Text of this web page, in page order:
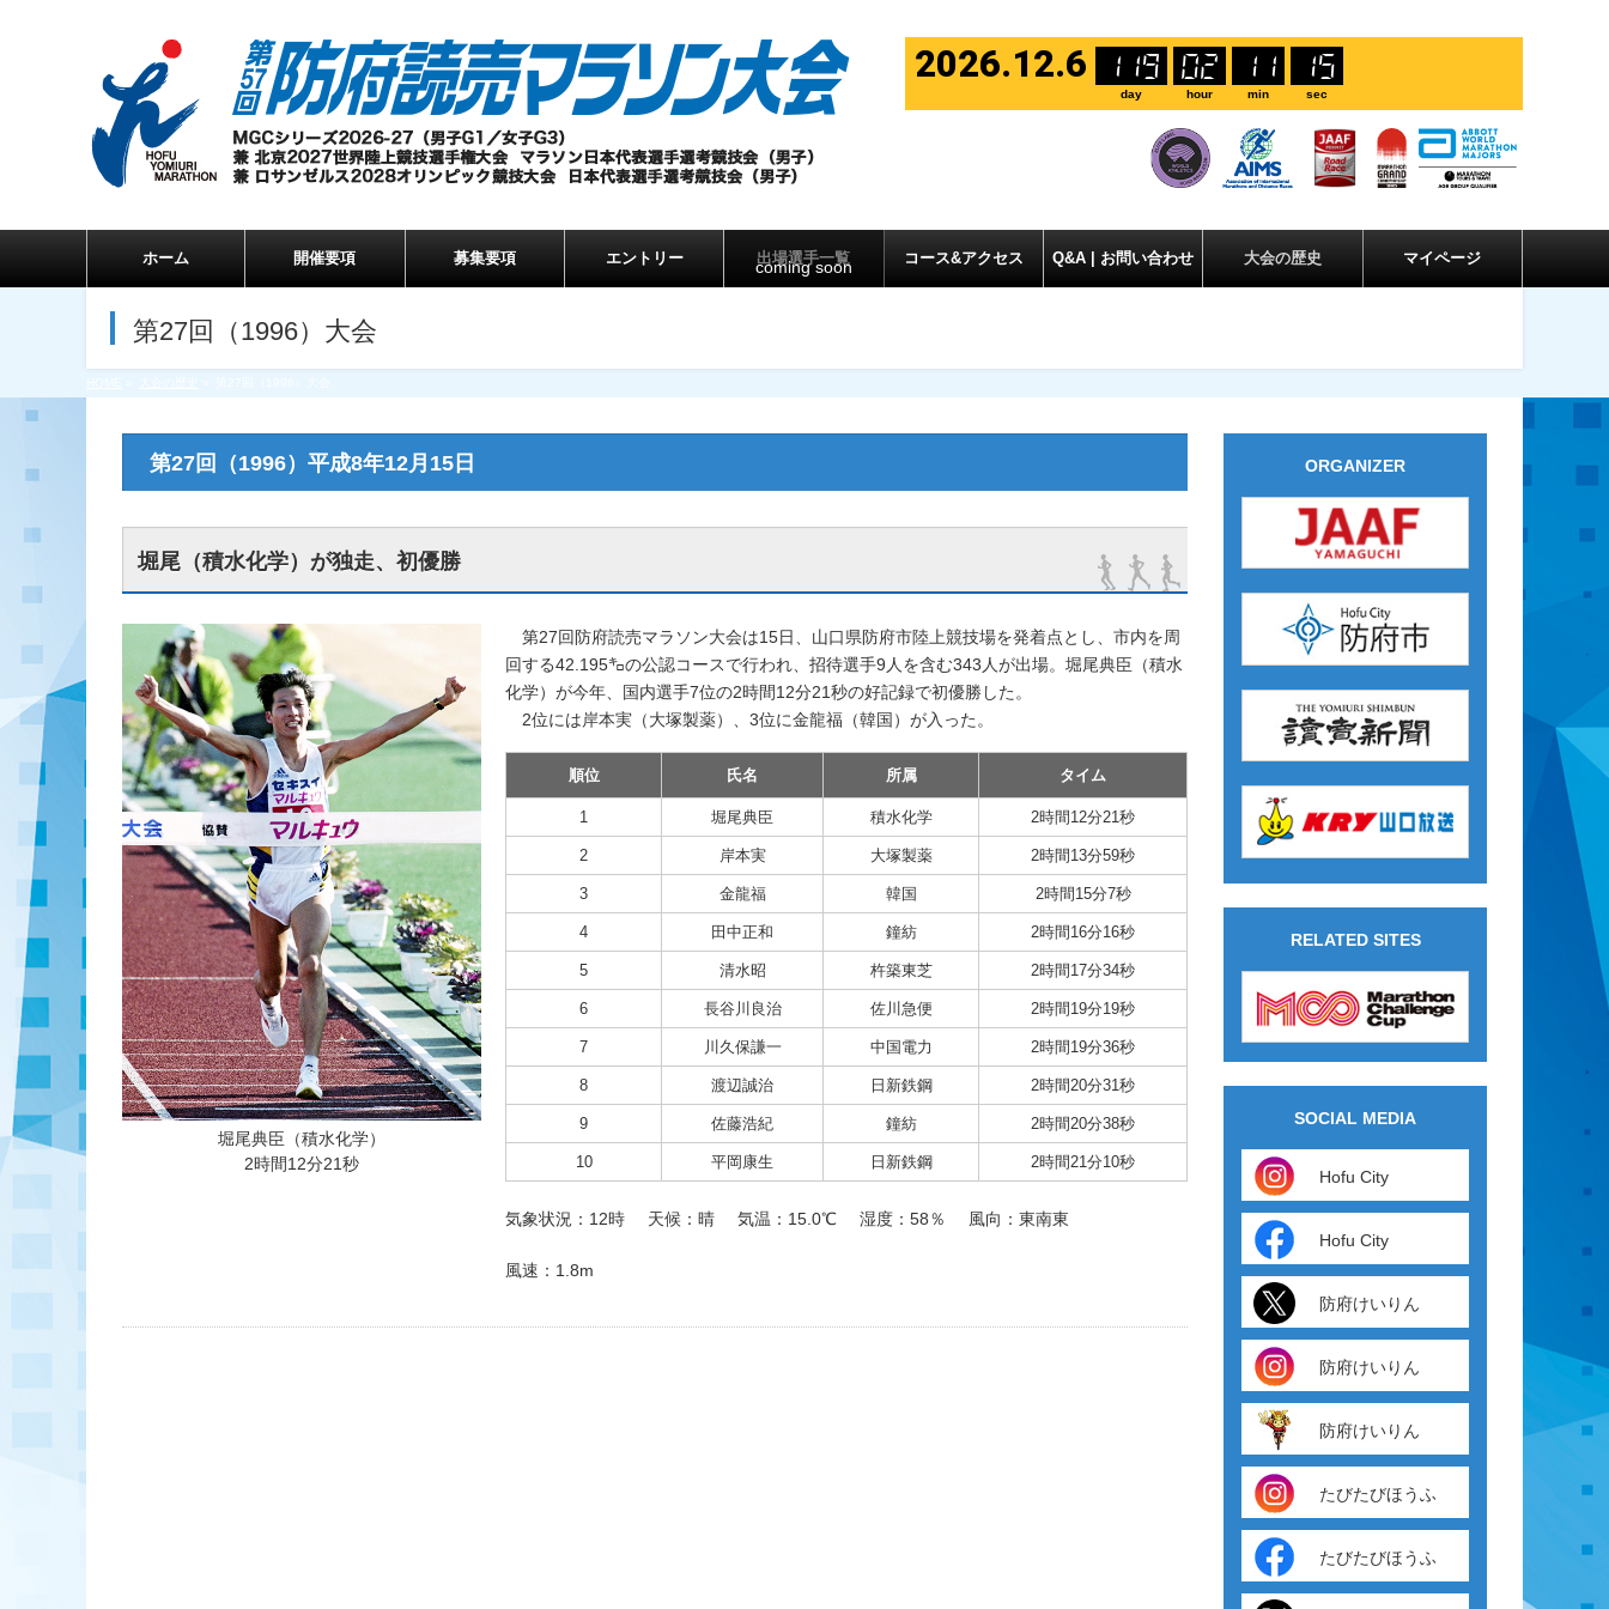
2026.12.6 119
day
02
hour
11
min
15
sec
ホーム 開催要項 募集要項 エントリー 出場選手一覧 コース&アクセス Q&A | お問い合わせ 大会の歴史 マイページ
第27回（1996）大会
第27回（1996）平成8年12月15日
堀尾（積水化学）が独走、初優勝
堀尾典臣（積水化学）
2時間12分21秒
第27回防府読売マラソン大会は15日、山口県防府市陸上競技場を発着点とし、市内を周
回する42.195㌔の公認コースで行われ、招待選手9人を含む343人が出場。堀尾典臣（積水
化学）が今年、国内選手7位の2時間12分21秒の好記録で初優勝した。
2位には岸本実（大塚製薬）、3位に金龍福（韓国）が入った。
順位 氏名 所属 タイム
1 堀尾典臣 積水化学 2時間12分21秒
2 岸本実 大塚製薬 2時間13分59秒
3 金龍福 韓国 2時間15分7秒
4 田中正和 鐘紡 2時間16分16秒
5 清水昭 杵築東芝 2時間17分34秒
6 長谷川良治 佐川急便 2時間19分19秒
7 川久保謙一 中国電力 2時間19分36秒
8 渡辺誠治 日新鉄鋼 2時間20分31秒
9 佐藤浩紀 鐘紡 2時間20分38秒
10 平岡康生 日新鉄鋼 2時間21分10秒
気象状況：12時 天候：晴 気温：15.0℃ 湿度：58％ 風向：東南東
風速：1.8m
ORGANIZER
RELATED SITES
SOCIAL MEDIA
Hofu City
Hofu City
防府けいりん
防府けいりん
防府けいりん
たびたびほうふ
たびたびほうふ